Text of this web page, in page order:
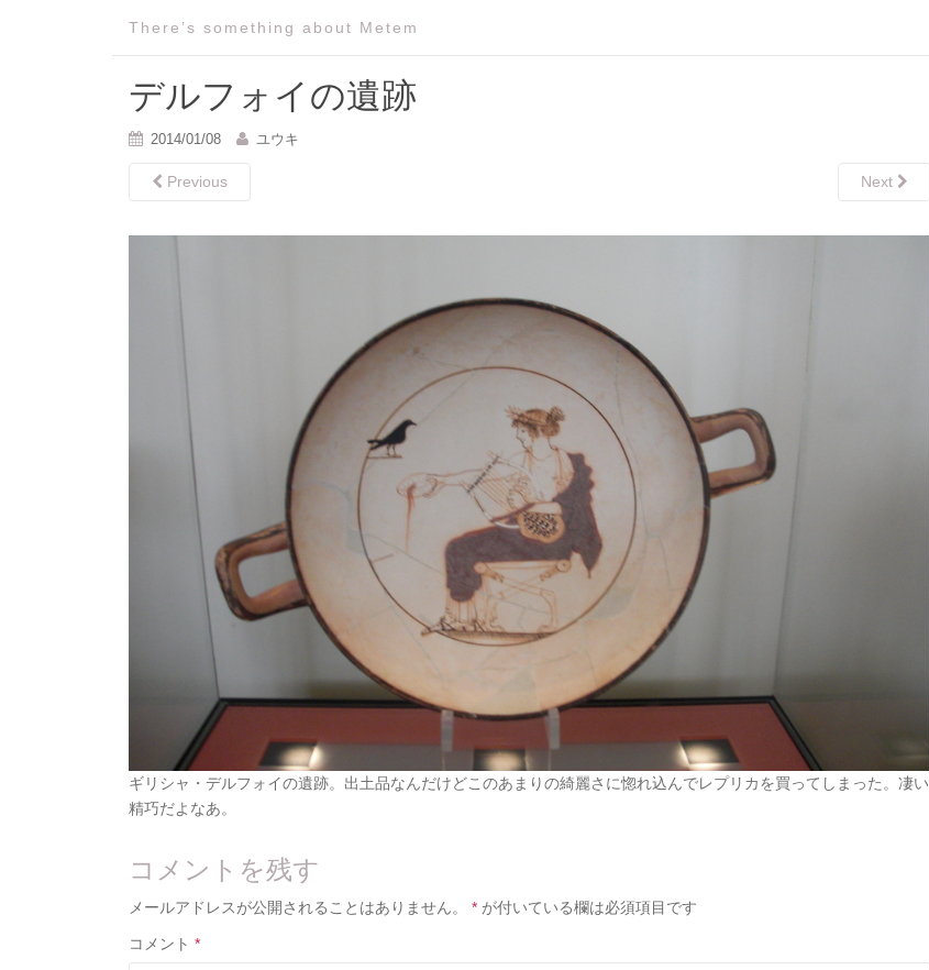
There’s something about Metem
デルフォイの遺跡
2014/01/08 ユウキ
Previous Next
ギリシャ・デルフォイの遺跡。出土品なんだけどこのあまりの綺麗さに惚れ込んでレプリカを買ってしまった。凄い
精巧だよなあ。
コメントを残す
メールアドレスが公開されることはありません。 * が付いている欄は必須項目です
コメント *